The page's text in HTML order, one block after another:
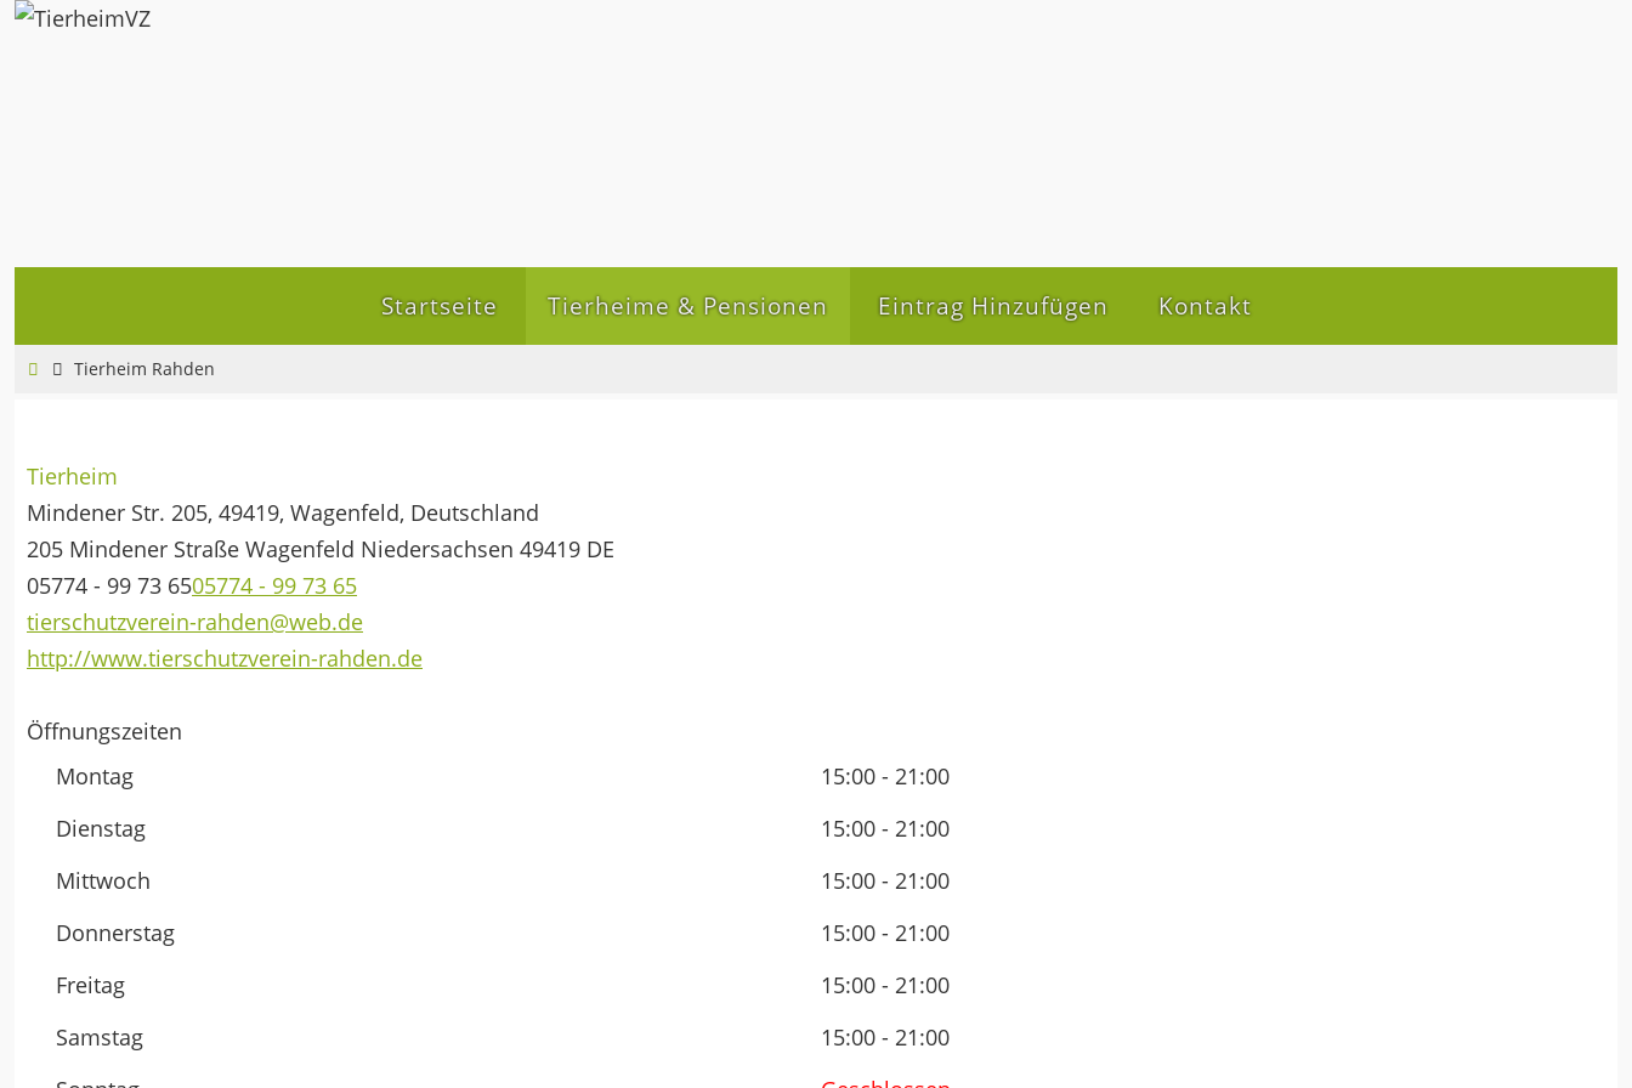
Zum
Startseite Tierheime & Pensionen Eintrag Hinzufügen Kontakt
HomeTierheim Rahden
Tierheim
Mindener Str. 205, 49419, Wagenfeld, Deutschland
205 Mindener Straße Wagenfeld Niedersachsen 49419 DE
05774 - 99 73 6505774 - 99 73 65
tierschutzverein-rahden@web.de
http://www.tierschutzverein-rahden.de
Öffnungszeiten
Montag
15:00 - 21:00
Dienstag
15:00 - 21:00
Mittwoch
15:00 - 21:00
Donnerstag
15:00 - 21:00
Freitag
15:00 - 21:00
Samstag
15:00 - 21:00